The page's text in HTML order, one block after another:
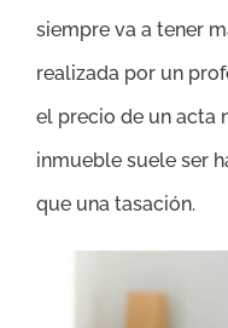
siempre va a tener
realizada por un
el precio de un acta
inmueble suele ser
que una tasación.